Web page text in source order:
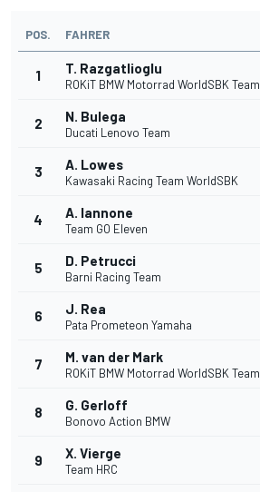
POS. FAHRER
1 T. Razgatlioglu
ROKiT BMW Motorrad WorldSBK Team
2 N. Bulega
Ducati Lenovo Team
3 A. Lowes
Kawasaki Racing Team WorldSBK
4 A. Iannone
Team GO Eleven
5 D. Petrucci
Barni Racing Team
6 J. Rea
Pata Prometeon Yamaha
7 M. van der Mark
ROKiT BMW Motorrad WorldSBK Team
8 G. Gerloff
Bonovo Action BMW
9 X. Vierge
Team HRC